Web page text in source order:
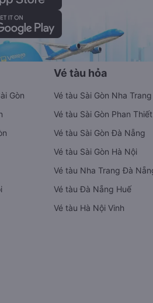
Gòn
Vé tàu hỏa
Vé tàu Sài Gòn Nha Trang
Vé tàu Sài Gòn Phan Thiết
Vé tàu Sài Gòn Đà Nẵng
Vé tàu Sài Gòn Hà Nội
Vé tàu Nha Trang Đà
Vé tàu Đà Nẵng Huế
Vé tàu Hà Nội Vinh